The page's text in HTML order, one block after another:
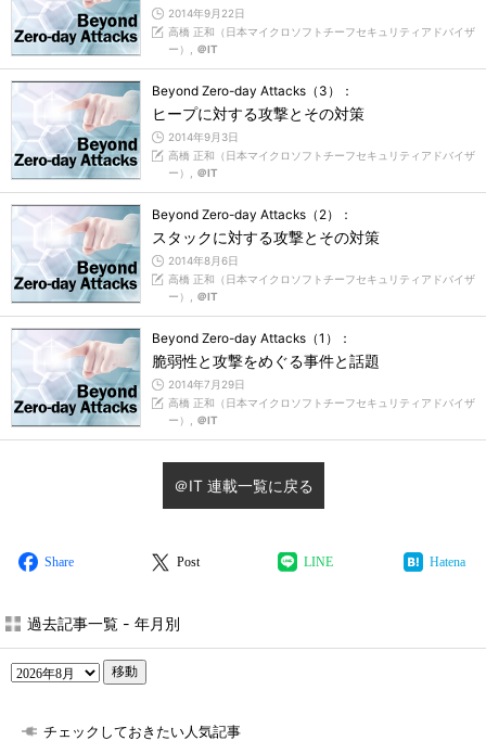
2014年9月22日
高橋 正和（日本マイクロソフトチーフセキュリティアドバイザ
ー）, ＠IT
Beyond Zero-day Attacks（3）：
ヒープに対する攻撃とその対策
2014年9月3日
高橋 正和（日本マイクロソフトチーフセキュリティアドバイザ
ー）, ＠IT
Beyond Zero-day Attacks（2）：
スタックに対する攻撃とその対策
2014年8月6日
高橋 正和（日本マイクロソフトチーフセキュリティアドバイザ
ー）, ＠IT
Beyond Zero-day Attacks（1）：
脆弱性と攻撃をめぐる事件と話題
2014年7月29日
高橋 正和（日本マイクロソフトチーフセキュリティアドバイザ
ー）, ＠IT
＠IT 連載一覧に戻る
Share Post LINE Hatena
過去記事一覧 - 年月別
移動
チェックしておきたい人気記事